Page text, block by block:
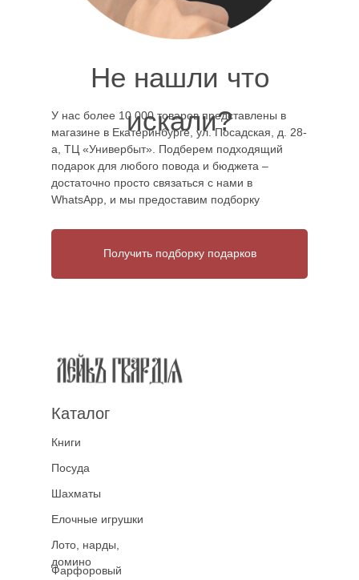
У нас более 10 000 товаров представлены в
магазине в Екатеринбурге, ул. Посадская, д. 28-
а, ТЦ «Универбыт». Подберем подходящий
подарок для любого повода и бюджета –
достаточно просто связаться с нами в
WhatsApp, и мы предоставим подборку
Не нашли что
искали?
Получить подборку подарков
Каталог
Книги
Посуда
Шахматы
Елочные игрушки
Лото, нарды,
домино
Фарфоровый